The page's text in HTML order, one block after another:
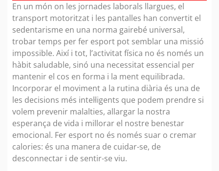
En un món on les jornades laborals llargues, el
transport motoritzat i les pantalles han convertit el
sedentarisme en una norma gairebé universal,
trobar temps per fer esport pot semblar una missió
impossible. Així i tot, l’activitat física no és només un
hàbit saludable, sinó una necessitat essencial per
mantenir el cos en forma i la ment equilibrada.
Incorporar el moviment a la rutina diària és una de
les decisions més intel·ligents que podem prendre si
volem prevenir malalties, allargar la nostra
esperança de vida i millorar el nostre benestar
emocional. Fer esport no és només suar o cremar
calories: és una manera de cuidar-se, de
desconnectar i de sentir-se viu.